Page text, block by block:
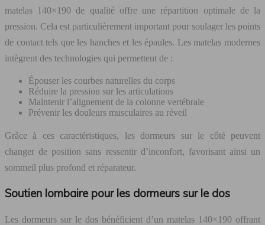
matelas 140×190 de qualité offre une répartition optimale de la
pression. Cela est particulièrement important pour soulager les points
de contact tels que les hanches et les épaules. Les matelas modernes
intègrent des technologies qui permettent de :
Épouser les courbes naturelles du corps
Réduire la pression sur les articulations
Maintenir l’alignement de la colonne vertébrale
Prévenir les douleurs musculaires au réveil
Grâce à ces caractéristiques, les dormeurs sur le côté peuvent
changer de position sans ressentir d’inconfort, favorisant ainsi un
sommeil plus profond et réparateur.
Soutien lombaire pour les dormeurs sur le dos
Les dormeurs sur le dos bénéficient d’un matelas 140×190 offrant